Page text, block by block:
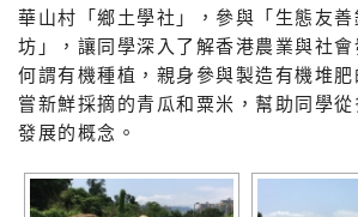
華山村「鄉土學社」，參與「生態友
坊」，讓同學深入了解香港農業與社
何謂有機種植，親身參與製造有機堆
嘗新鮮採摘的青瓜和粟米，幫助同學
發展的概念。